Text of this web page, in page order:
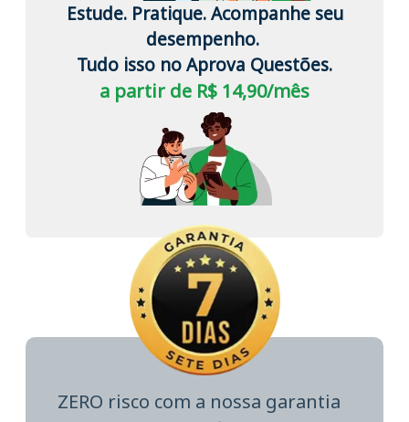
Estude. Pratique. Acompanhe seu
desempenho.
Tudo isso no Aprova Questões.
a partir de R$ 14,90/mês
ZERO risco com a nossa garantia